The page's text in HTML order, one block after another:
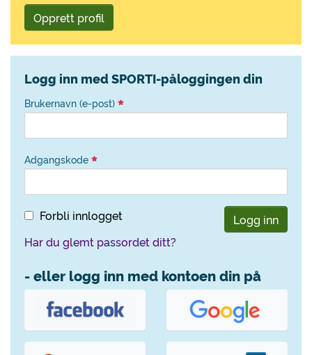
Opprett profil
Logg inn med SPORTI-påloggingen din
Brukernavn (e-post)
Adgangskode
Forbli innlogget
Logg inn
Har du glemt passordet ditt?
- eller logg inn med kontoen din på